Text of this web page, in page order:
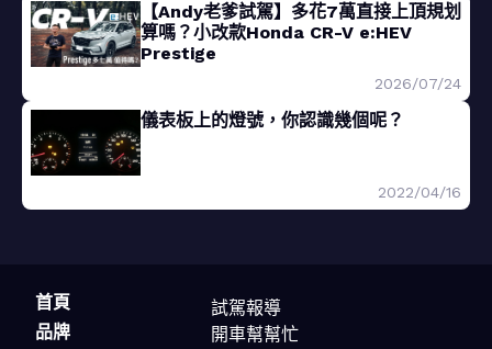
【Andy老爹試駕】多花7萬直接上頂規划
算嗎？小改款Honda CR-V e:HEV
Prestige
2026/07/24
儀表板上的燈號，你認識幾個呢？
2022/04/16
首頁
品牌
試駕報導
開車幫幫忙